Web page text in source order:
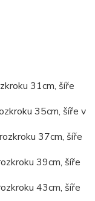
31cm, šíře
35cm, šíře v
37cm, šíře
39cm, šíře
43cm, šíře